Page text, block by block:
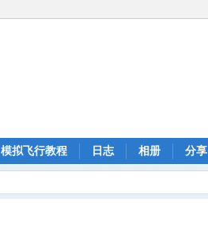
模拟飞行教程 日志 相册 分享